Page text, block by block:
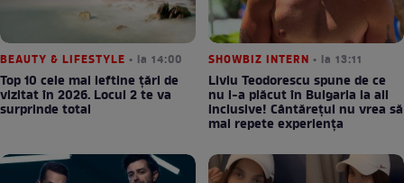
BEAUTY & LIFESTYLE • la 14:00
Top 10 cele mai ieftine țări de
vizitat în 2026. Locul 2 te va
surprinde total
SHOWBIZ INTERN • la 13:11
Liviu Teodorescu spune de ce
nu i-a plăcut în Bulgaria la all
inclusive! Cântărețul nu vrea să
mai repete experiența